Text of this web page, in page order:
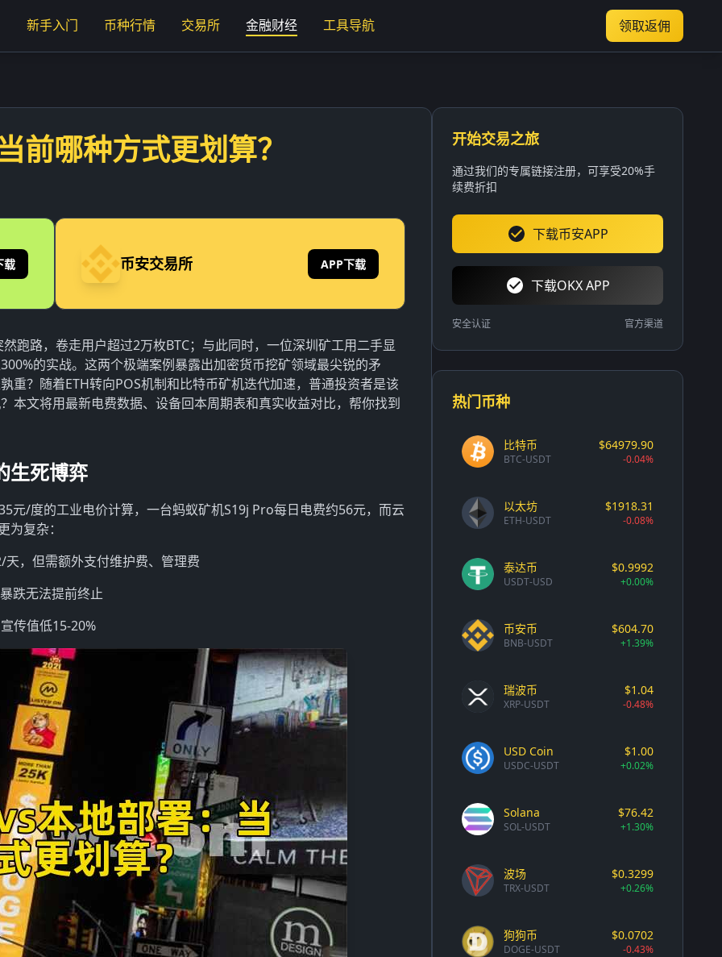
新手入门 币种行情 交易所 金融财经 工具导航 领取返佣
前哪种方式更划算？
载 币安交易所 APP下载
跑路，卷走用户超过2万枚BTC；与此同时，一位深圳矿工用二手显
的实战。这两个极端案例暴露出加密货币挖矿领域最尖锐的矛
重？随着ETH转向POS机制和比特币矿机迭代加速，普通投资者是该
本文将用最新电费数据、设备回本周期表和真实收益对比，帮你找到
生死博弈
元/度的工业电价计算，一台蚂蚁矿机S19j Pro每日电费约56元，而云
复杂：
，但需额外支付维护费、管理费
跌无法提前终止
传值低15-20%
开始交易之旅
通过我们的专属链接注册，可享受20%手
续费折扣
下载币安APP
下载OKX APP
安全认证 官方渠道
热门币种
比特币
BTC-USDT
$64979.90
-0.04%
以太坊
ETH-USDT
$1918.31
-0.08%
泰达币
USDT-USD
$0.9992
+0.00%
币安币
BNB-USDT
$604.70
+1.39%
瑞波币
XRP-USDT
$1.04
-0.48%
USD Coin
USDC-USDT
$1.00
+0.02%
Solana
SOL-USDT
$76.42
+1.30%
波场
TRX-USDT
$0.3299
+0.26%
狗狗币
DOGE-USDT
$0.0702
-0.43%